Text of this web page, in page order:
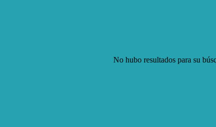
No hubo resultados para su